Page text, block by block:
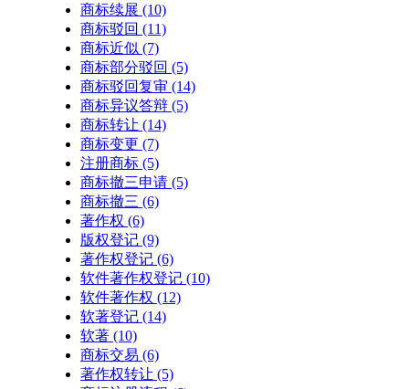
商标续展 (10)
商标驳回 (11)
商标近似 (7)
商标部分驳回 (5)
商标驳回复审 (14)
商标异议答辩 (5)
商标转让 (14)
商标变更 (7)
注册商标 (5)
商标撤三申请 (5)
商标撤三 (6)
著作权 (6)
版权登记 (9)
著作权登记 (6)
软件著作权登记 (10)
软件著作权 (12)
软著登记 (14)
软著 (10)
商标交易 (6)
著作权转让 (5)